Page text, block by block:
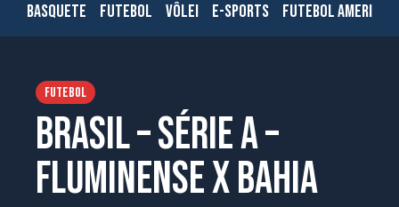
BASQUETE FUTEBOL VÔLEI E-SPORTS FUTEBOL
FUTEBOL
Brasil – Série A –
Fluminense x Bahia